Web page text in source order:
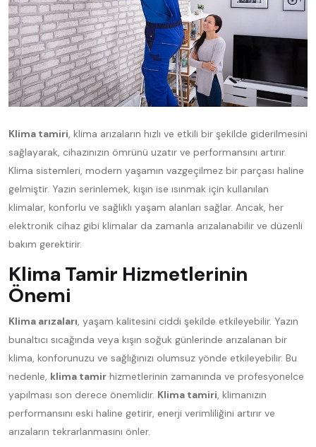
Klima tamiri, klima arızaların hızlı ve etkili bir şekilde giderilmesini
sağlayarak, cihazınızın ömrünü uzatır ve performansını artırır.
Klima sistemleri, modern yaşamın vazgeçilmez bir parçası haline
gelmiştir. Yazın serinlemek, kışın ise ısınmak için kullanılan
klimalar, konforlu ve sağlıklı yaşam alanları sağlar. Ancak, her
elektronik cihaz gibi klimalar da zamanla arızalanabilir ve düzenli
bakım gerektirir.
Klima Tamir Hizmetlerinin
Önemi
Klima arızaları, yaşam kalitesini ciddi şekilde etkileyebilir. Yazın
bunaltıcı sıcağında veya kışın soğuk günlerinde arızalanan bir
klima, konforunuzu ve sağlığınızı olumsuz yönde etkileyebilir. Bu
nedenle, klima tamir hizmetlerinin zamanında ve profesyonelce
yapılması son derece önemlidir. Klima tamiri, klimanızın
performansını eski haline getirir, enerji verimliliğini artırır ve
arızaların tekrarlanmasını önler.